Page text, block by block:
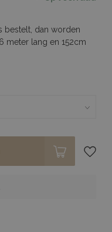
bestelt, dan worden
meter lang en 152cm